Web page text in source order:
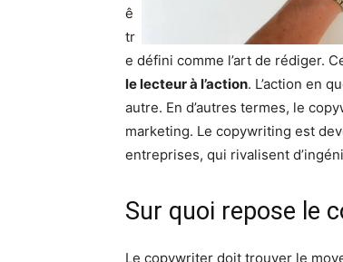
ê
tr
e défini comme l’art de rédiger.
le lecteur à l’action. L’action en
autre. En d’autres termes, le
marketing. Le copywriting est
entreprises, qui rivalisent
Sur quoi repose le
Le copywriter doit trouver le